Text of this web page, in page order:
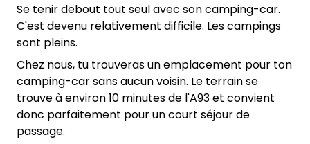
Se tenir debout tout seul avec son camping-car.
C'est devenu relativement difficile. Les campings
sont pleins.
Chez nous, tu trouveras un emplacement pour ton
camping-car sans aucun voisin. Le terrain se
trouve à environ 10 minutes de l'A93 et convient
donc parfaitement pour un court séjour de
passage.